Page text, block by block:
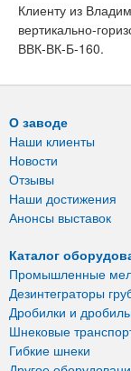
Клиенту из
вертикально-
ВВК-ВК-Б-160.
О заводе
Наши клиенты
Новости
Отзывы
Наши достижения
Анонсы выставок
Каталог
Промышленные
Дезинтеграторы
Дробилки и
Шнековые
Гибкие шнеки